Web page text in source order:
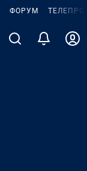
ФОРУМ